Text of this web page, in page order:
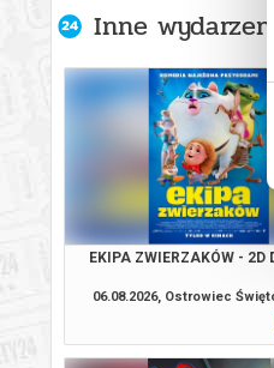
Ostrowiec
Ostrowiec
Ostrowiec
Ostrowiec
Ostrowiec
Ostrowiec
Inne
EKIPA ZWIERZAKÓW - 2D
06.08.2026, Ostrowiec